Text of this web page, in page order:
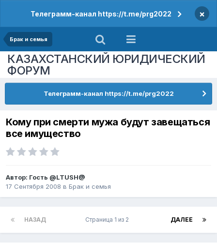
Телеграмм-канал https://t.me/prg2022 ×
Брак и семья
КАЗАХСТАНСКИЙ ЮРИДИЧЕСКИЙ
ФОРУМ
Телеграмм-канал https://t.me/prg2022
Кому при смерти мужа будут завещаться
все имущество
Автор: Гость @LTUSH@
17 Сентября 2008 в Брак и семья
НАЗАД ДАЛЕЕ
Страница 1 из 2